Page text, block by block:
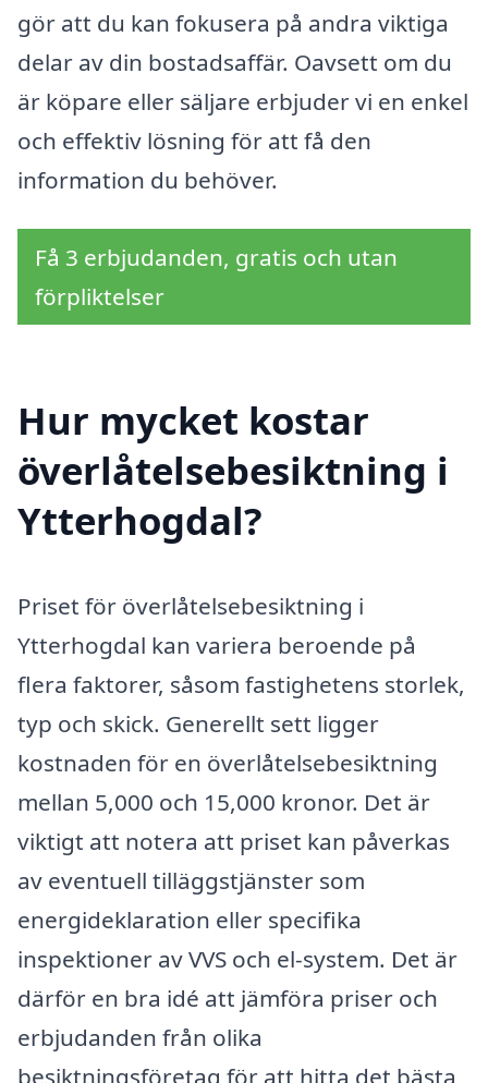
gör att du kan fokusera på andra viktiga
delar av din bostadsaffär. Oavsett om du
är köpare eller säljare erbjuder vi en enkel
och effektiv lösning för att få den
information du behöver.
Få 3 erbjudanden, gratis och utan
förpliktelser
Hur mycket kostar
överlåtelsebesiktning i
Ytterhogdal?
Priset för överlåtelsebesiktning i
Ytterhogdal kan variera beroende på
flera faktorer, såsom fastighetens storlek,
typ och skick. Generellt sett ligger
kostnaden för en överlåtelsebesiktning
mellan 5,000 och 15,000 kronor. Det är
viktigt att notera att priset kan påverkas
av eventuell tilläggstjänster som
energideklaration eller specifika
inspektioner av VVS och el-system. Det är
därför en bra idé att jämföra priser och
erbjudanden från olika
besiktningsföretag för att hitta det bästa